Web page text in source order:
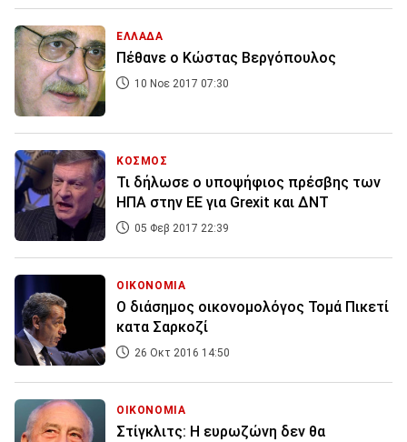
ΕΛΛΑΔΑ
Πέθανε ο Κώστας Βεργόπουλος
10 Νοε 2017 07:30
ΚΟΣΜΟΣ
Τι δήλωσε ο υποψήφιος πρέσβης των
ΗΠΑ στην ΕΕ για Grexit και ΔΝΤ
05 Φεβ 2017 22:39
ΟΙΚΟΝΟΜΙΑ
Ο διάσημος οικονομολόγος Τομά Πικετί
κατα Σαρκοζί
26 Οκτ 2016 14:50
ΟΙΚΟΝΟΜΙΑ
Στίγκλιτς: Η ευρωζώνη δεν θα